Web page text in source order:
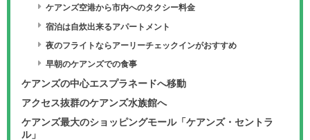
ケアンズ空港から市内へのタクシー料金
宿泊は自炊出来るアパートメント
夜のフライトならアーリーチェックインがおすすめ
早朝のケアンズでの食事
ケアンズの中心エスプラネードへ移動
アクセス抜群のケアンズ水族館へ
ケアンズ最大のショッピングモール「ケアンズ・セントラ
ル」